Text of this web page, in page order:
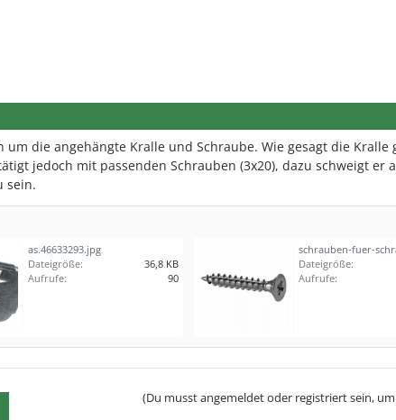
um die angehängte Kralle und Schraube. Wie gesagt die Kralle
jedoch mit passenden Schrauben (3x20), dazu schweigt er
sein.
as.46633293.jpg
Dateigröße:
36,8 KB
Aufrufe:
90
Dateigröße:
Aufrufe:
(Du musst angemeldet oder registriert sein,